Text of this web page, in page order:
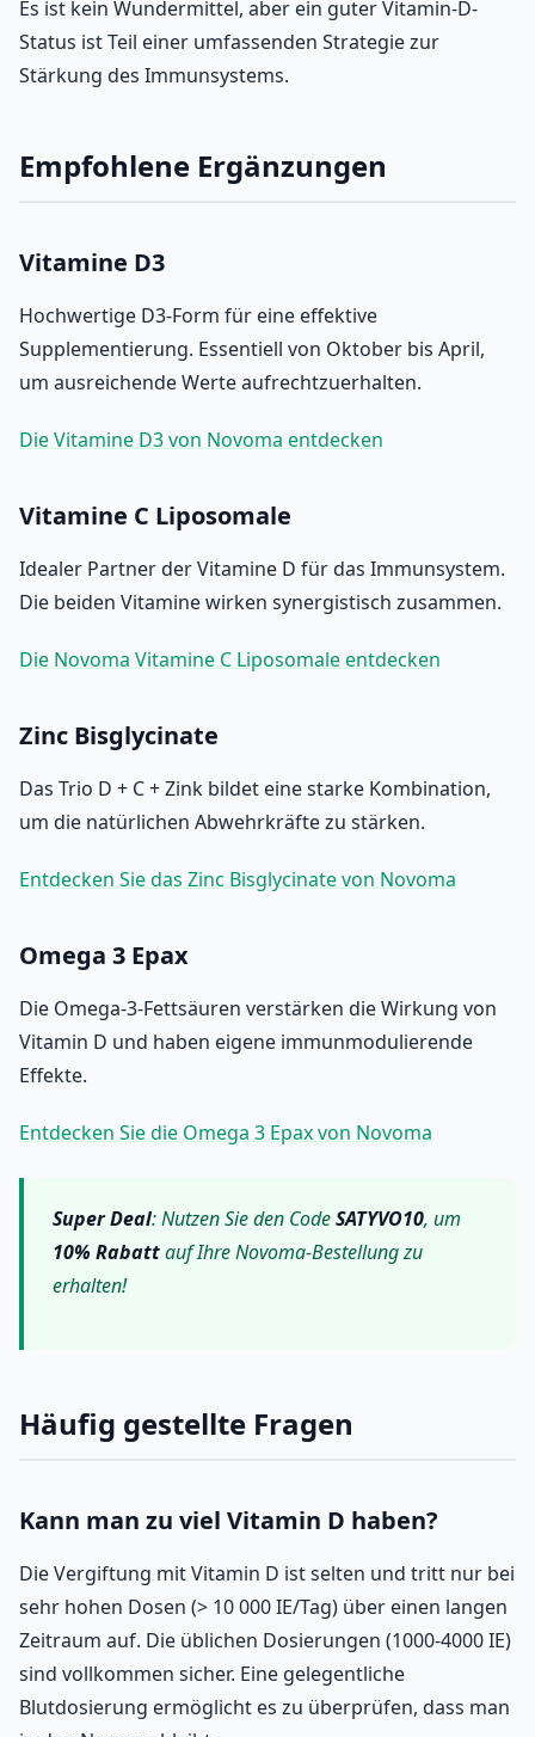
Es ist kein Wundermittel, aber ein guter Vitamin-D-
Status ist Teil einer umfassenden Strategie zur
Stärkung des Immunsystems.
Empfohlene Ergänzungen
Vitamine D3
Hochwertige D3-Form für eine effektive
Supplementierung. Essentiell von Oktober bis April,
um ausreichende Werte aufrechtzuerhalten.
Die Vitamine D3 von Novoma entdecken
Vitamine C Liposomale
Idealer Partner der Vitamine D für das Immunsystem.
Die beiden Vitamine wirken synergistisch zusammen.
Die Novoma Vitamine C Liposomale entdecken
Zinc Bisglycinate
Das Trio D + C + Zink bildet eine starke Kombination,
um die natürlichen Abwehrkräfte zu stärken.
Entdecken Sie das Zinc Bisglycinate von Novoma
Omega 3 Epax
Die Omega-3-Fettsäuren verstärken die Wirkung von
Vitamin D und haben eigene immunmodulierende
Effekte.
Entdecken Sie die Omega 3 Epax von Novoma
Super Deal: Nutzen Sie den CodeSATYVO10, um
10% Rabattauf Ihre Novoma-Bestellung zu
erhalten!
Häufig gestellte Fragen
Kann man zu viel Vitamin D haben?
Die Vergiftung mit Vitamin D ist selten und tritt nur bei
sehr hohen Dosen (> 10 000 IE/Tag) über einen langen
Zeitraum auf. Die üblichen Dosierungen (1000-4000 IE)
sind vollkommen sicher. Eine gelegentliche
Blutdosierung ermöglicht es zu überprüfen, dass man